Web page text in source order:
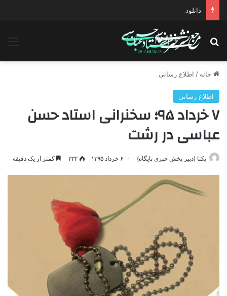
دانلود سخنرانی استاد حسن عباسی با موضوع چهار انتخاب ۱۴۰۰
جستجو برای
خانه / اطلاع رسانی
اطلاع رسانی
۷ خرداد ۹۵؛ سخنرانی استاد حسن
عباسی در رشت
یکتا (دبیر بخش خبری پایگاه) ۶ خرداد ۱۳۹۵ ۳۳۲ کمتر از یک دقیقه